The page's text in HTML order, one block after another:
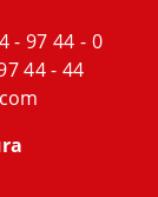
- 97 44 - 0
44 - 44